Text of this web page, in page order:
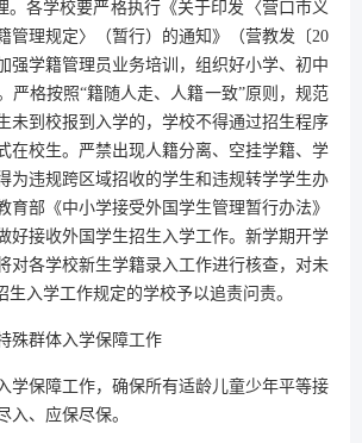
。各学校要严格执行《关于印发〈营口市义
管理规定〉（暂行）的通知》（营教发〔20
强学籍管理员业务培训，组织好小学、初中
严格按照“籍随人走、人籍一致”原则，规范
未到校报到入学的，学校不得通过招生程序
在校生。严禁出现人籍分离、空挂学籍、学
为违规跨区域招收的学生和违规转学学生办
育部《中小学接受外国学生管理暂行办法》
好接收外国学生招生入学工作。新学期开学
对各学校新生学籍录入工作进行核查，对未
生入学工作规定的学校予以追责问责。
殊群体入学保障工作
学保障工作，确保所有适龄儿童少年平等接
入、应保尽保。